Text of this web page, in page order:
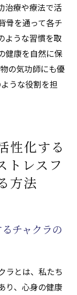
気功治療(本
体的アプロー
る天啓気療)に
方法
るチャクラ
テップガイ
物の気功師
る天啓気療)で
治療(本物の
啓気功治療
ライメント
治療や療法で活
骨を通って各チ
ような習慣を取
健康を自然に保
の気功師にも優
うな役割を担
性化する
トレスフ
方法
チャクラの
ラとは、私たち
り、心身の健康